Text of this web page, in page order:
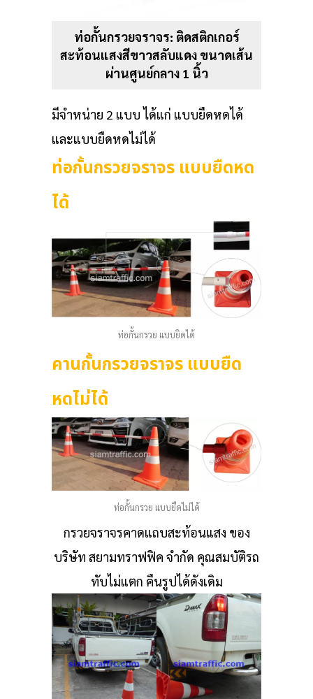
ท่อกั้นกรวยจราจร: ติดสติกเกอร์
สะท้อนแสงสีขาวสลับแดง ขนาดเส้น
ผ่านศูนย์กลาง 1 นิ้ว
มีจำหน่าย 2 แบบ ได้แก่ แบบยืดหดได้
และแบบยืดหดไม่ได้
ท่อกั้นกรวยจราจร แบบยืดหด
ได้
ท่อกั้นกรวย แบบยิดได้
คานกั้นกรวยจราจร แบบยืด
หดไม่ได้
ท่อกั้นกรวย แบบยืดไม่ได้
กรวยจราจรคาดแถบสะท้อนแสง ของ
บริษัท สยามทราฟฟิค จำกัด คุณสมบัติรถ
ทับไม่แตก คืนรูปได้ดังเดิม